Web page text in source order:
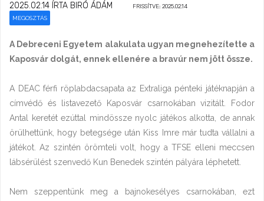
2025.02.14 ÍRTA BIRÓ ÁDÁM FRISSÍTVE: 2025.02.14
MEGOSZTÁS
A Debreceni Egyetem alakulata ugyan megnehezítette a
Kaposvár dolgát, ennek ellenére a bravúr nem jött össze.
A DEAC férfi röplabdacsapata az Extraliga pénteki játéknapján a
címvédő és listavezető Kaposvár csarnokában vizitált. Fodor
Antal keretét ezúttal mindössze nyolc játékos alkotta, de annak
örülhettünk, hogy betegsége után Kiss Imre már tudta vállalni a
játékot. Az szintén örömteli volt, hogy a TFSE elleni meccsen
lábsérülést szenvedő Kun Benedek szintén pályára léphetett.
Nem szeppentünk meg a bajnokesélyes csarnokában, ezt